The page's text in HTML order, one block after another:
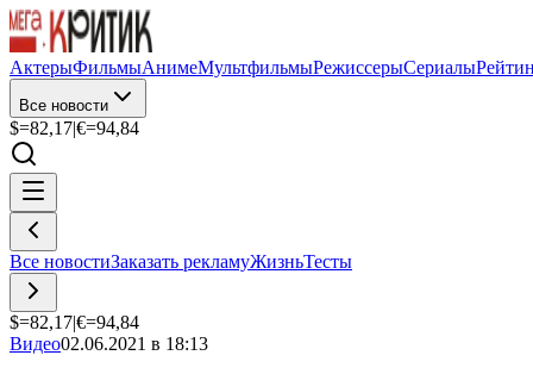
АктерыФильмыАнимеМультфильмыРежиссерыСериалы
Все новости
$=82,17|€=94,84
Все новостиЗаказать рекламуЖизньТесты
$=82,17|€=94,84
Видео02.06.2021 в 18:13